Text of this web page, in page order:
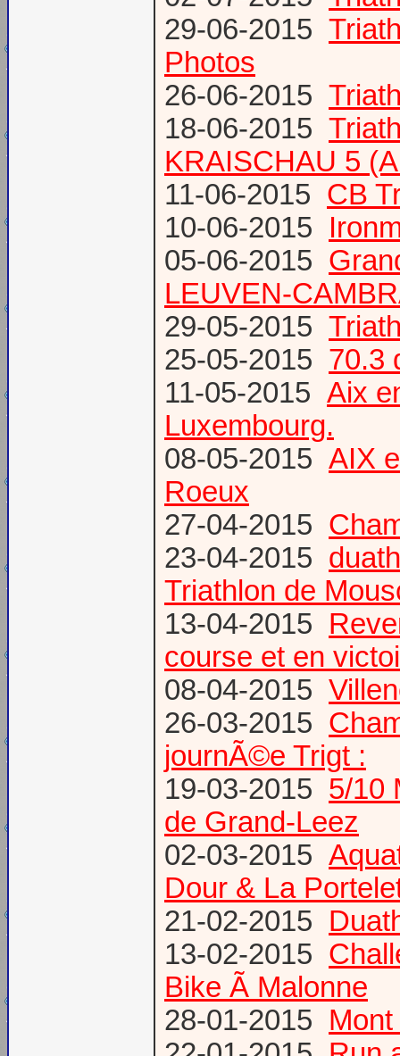
29-06-2015
Photos
26-06-2015
18-06-2015
KRAISCHAU 5
11-06-2015 CB
10-06-2015
05-06-2015
LEUVEN-
29-05-2015
25-05-2015 70.3
11-05-2015 Aix
Luxembourg.
08-05-2015 AIX
Roeux
27-04-2015
23-04-2015
Triathlon de
13-04-2015
course et en
08-04-2015
26-03-2015
journÃ©e Trigt :
19-03-2015 5/10
de Grand-Leez
02-03-2015
Dour & La
21-02-2015
13-02-2015
Bike Ã Malonne
28-01-2015